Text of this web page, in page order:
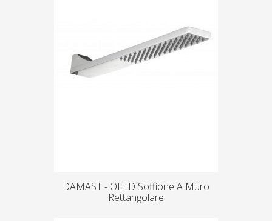
DAMAST - OLED Soffione A Muro
Rettangolare